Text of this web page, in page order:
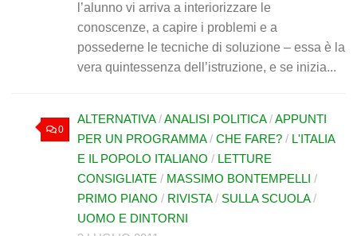
l’alunno vi arriva a interiorizzare le
conoscenze, a capire i problemi e a
possederne le tecniche di soluzione – essa è la
vera quintessenza dell’istruzione, e se inizia...
0
ALTERNATIVA/ANALISI POLITICA/APPUNTI
PER UN PROGRAMMA/ CHE FARE? / L'ITALIA
E IL POPOLO ITALIANO / LETTURE
CONSIGLIATE / MASSIMO BONTEMPELLI /
PRIMO PIANO / RIVISTA/ SULLA SCUOLA/
UOMO E DINTORNI